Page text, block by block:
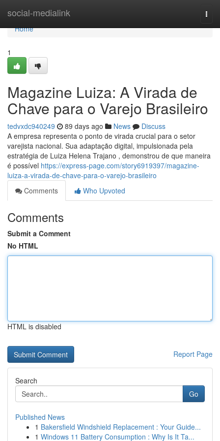
social-medialink
Home
Home
1
Magazine Luiza: A Virada de
Chave para o Varejo Brasileiro
tedvxdc940249 89 days ago News
Discuss
A empresa representa o ponto de virada crucial para o setor
varejista nacional. Sua adaptação digital, impulsionada pela
estratégia de Luiza Helena Trajano , demonstrou de que maneira
é possível https://express-page.com/story6919397/magazine-
luiza-a-virada-de-chave-para-o-varejo-brasileiro
Comments
Who Upvoted
Comments
Submit a Comment
No HTML
HTML is disabled
Report Page
Search
Go
Published News
1 Bakersfield Windshield Replacement : Your Guide...
1 Windows 11 Battery Consumption : Why Is It Ta...